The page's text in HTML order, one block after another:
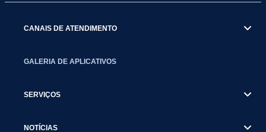
CANAIS DE ATENDIMENTO
GALERIA DE APLICATIVOS
SERVIÇOS
NOTÍCIAS